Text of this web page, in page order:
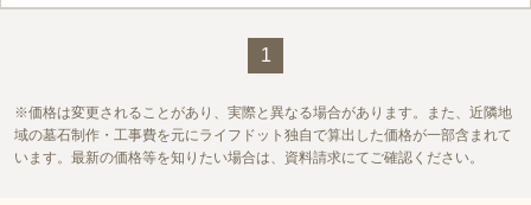
1
価格は変更されることがあり、実際と異なる場合があります。また、近隣地
域の墓石制作・工事費を元にライフドット独自で算出した価格が一部含まれて
います。最新の価格等を知りたい場合は、資料請求にてご確認ください。